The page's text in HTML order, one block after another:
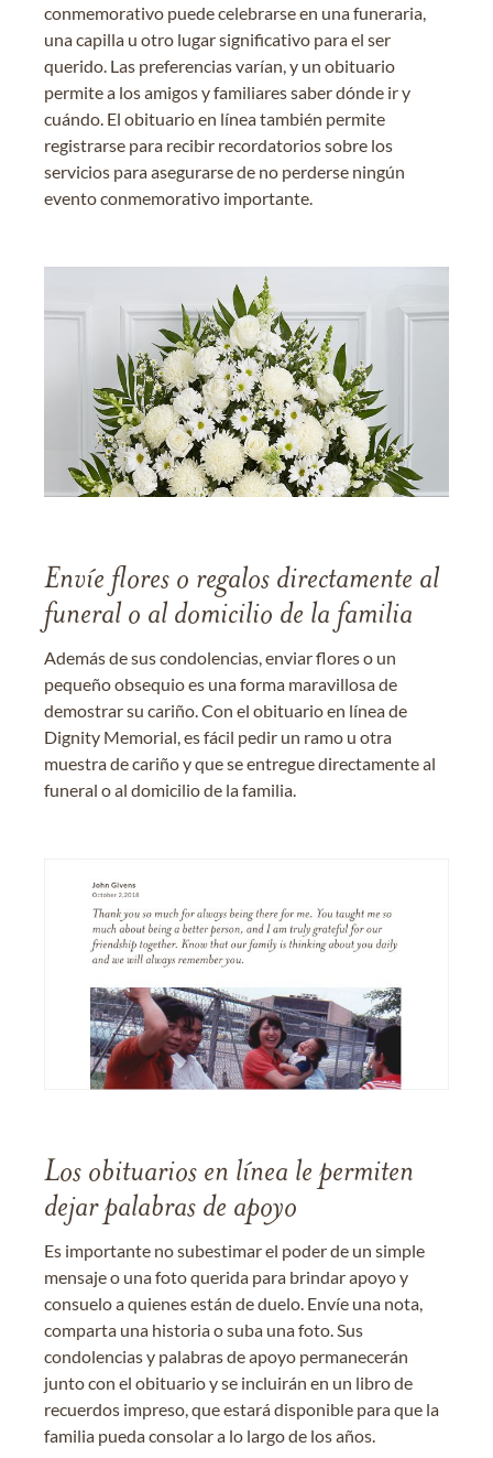
conmemorativo puede celebrarse en una funeraria,
una capilla u otro lugar significativo para el ser
querido. Las preferencias varían, y un obituario
permite a los amigos y familiares saber dónde ir y
cuándo. El obituario en línea también permite
registrarse para recibir recordatorios sobre los
servicios para asegurarse de no perderse ningún
evento conmemorativo importante.
Envíe flores o regalos directamente al
funeral o al domicilio de la familia
Además de sus condolencias, enviar flores o un
pequeño obsequio es una forma maravillosa de
demostrar su cariño. Con el obituario en línea de
Dignity Memorial, es fácil pedir un ramo u otra
muestra de cariño y que se entregue directamente al
funeral o al domicilio de la familia.
Los obituarios en línea le permiten
dejar palabras de apoyo
Es importante no subestimar el poder de un simple
mensaje o una foto querida para brindar apoyo y
consuelo a quienes están de duelo. Envíe una nota,
comparta una historia o suba una foto. Sus
condolencias y palabras de apoyo permanecerán
junto con el obituario y se incluirán en un libro de
recuerdos impreso, que estará disponible para que la
familia pueda consolar a lo largo de los años.